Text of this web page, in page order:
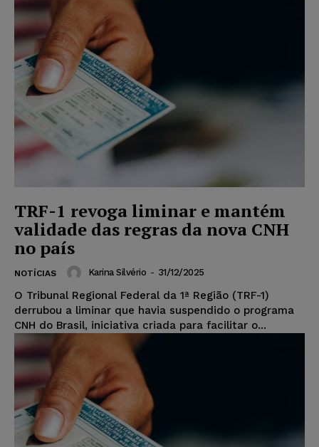
TRF-1 revoga liminar e mantém
validade das regras da nova CNH
no país
NOTÍCIAS Karina Silvério - 31/12/2025
O Tribunal Regional Federal da 1ª Região (TRF-1)
derrubou a liminar que havia suspendido o programa
CNH do Brasil, iniciativa criada para facilitar o...